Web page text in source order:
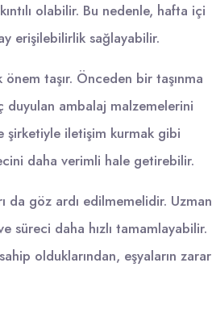
olabilir. Bu nedenle, hafta içi
erişilebilirlik sağlayabilir.
taşır. Önceden bir taşınma
ambalaj malzemelerini
şirketiyle iletişim kurmak gibi
daha verimli hale getirebilir.
da göz ardı edilmemelidir. Uzman
süreci daha hızlı tamamlayabilir.
olduklarından, eşyaların zarar